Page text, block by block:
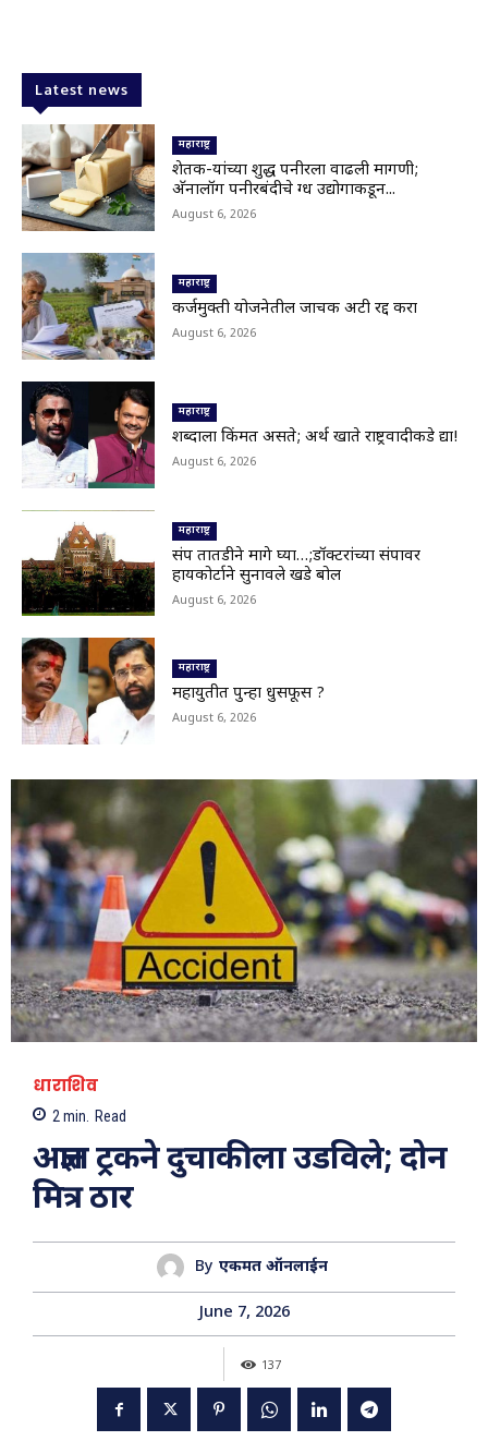
Latur|नांदेड–बिदर महामार्गावरील सिमेंट रस्त्याला मोठ्या
भेगा; अपघाताचा धोका
00:59
Latur|शिवराज पाटील चाकूरकर यांच्या भव्य स्मारकाची
तयारी; चार दिवसांत मोठा निर्णय!
03:22
Nanded|धर्मेंद्र प्रधानांच्या राजीनाम्यावर राकेश टिकैतांचे
मोठे वक्तव्य..
01:30
Latur|खरीप हंगामावर एल निनोचं सावट; शेतकऱ्यांची
नजर आकाशाकडे
02:40
Latur|बोगस खत विकणाऱ्यांविरोधात शेतकऱ्यांचा एल्गार
04:25
Parbhani|परभणी-गंगाखेड महामार्गाच्या दर्जावर
प्रश्नचिन्ह;202 कोटी खर्च करूनही महामार्गाची दुरवस्था
01:21
वर्गमित्रावर चाकू हल्ला
02:10
भूम तालुक्यातील आंबी जयवंतनगर मार्ग बंद;देवगावरोड
वरील पूल गेला वाहून,अनेक गावांचा संपर्क तुटला
00:17
Nanded|हिमायतनगरमध्ये प्रशासनाचा बुलडोझर; उमर
चौक अतिक्रमणमुक्त
01:29
Viral Video: सहस्त्रकुंड धबधब्याचा मन मोहून टाकणारा
ड्रोन व्ह्यू
Latest news
महाराष्ट्र
शेतक-यांच्या शुद्ध पनीरला वाढली मागणी;
अ‍ॅनालॉग पनीरबंदीचे दुग्ध उद्योगाकडून...
August 6, 2026
महाराष्ट्र
कर्जमुक्ती योजनेतील जाचक अटी रद्द करा
August 6, 2026
महाराष्ट्र
शब्दाला किंमत असते; अर्थ खाते राष्ट्रवादीकडे द्या!
August 6, 2026
महाराष्ट्र
संप तातडीने मागे घ्या…;डॉक्टरांच्या संपावर
हायकोर्टाने सुनावले खडे बोल
August 6, 2026
महाराष्ट्र
महायुतीत पुन्हा धुसफूस ?
August 6, 2026